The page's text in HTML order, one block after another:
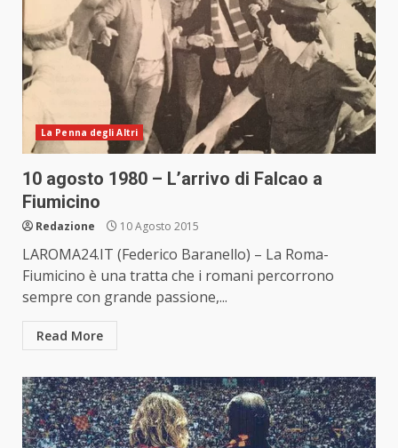
La Penna degli Altri
10 agosto 1980 – L’arrivo di Falcao a
Fiumicino
Redazione 10 Agosto 2015
LAROMA24.IT (Federico Baranello) – La Roma-
Fiumicino è una tratta che i romani percorrono
sempre con grande passione,...
Read More